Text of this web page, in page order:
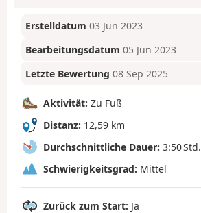
Erstelldatum 03 Jun 2023
Bearbeitungsdatum 05 Jun 2023
Letzte Bewertung 08 Sep 2025
Aktivität: Zu Fuß
Distanz: 12,59 km
Durchschnittliche Dauer: 3:50 Std.
Schwierigkeitsgrad: Mittel
Zurück zum Start: Ja